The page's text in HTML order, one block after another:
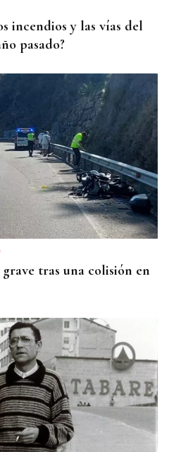
incendios y las vías del
pasado?
tras una colisión en